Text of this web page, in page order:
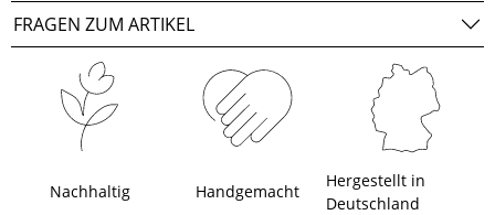
FRAGEN ZUM ARTIKEL
Nachhaltig Handgemacht
Hergestellt in
Deutschland